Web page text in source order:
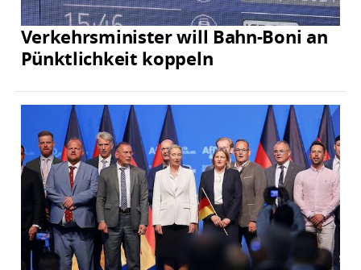
Verkehrsminister will Bahn-Boni an
Pünktlichkeit koppeln